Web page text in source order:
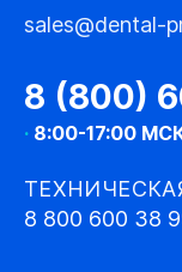
sales@dental-
8 (800)
· 8:00-17:00
8 800 600 38